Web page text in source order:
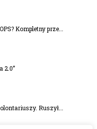
Kompletny prze...
2.0”
Ruszył...